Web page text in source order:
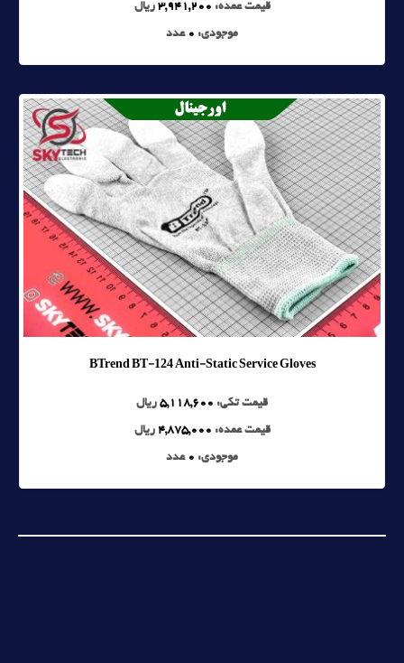
قیمت عمده: 3,941,200 ریال
موجودی: 0 عدد
BTrend BT-124 Anti-Static Service Gloves
قیمت تکی: 5,118,600 ریال
قیمت عمده: 4,875,000 ریال
موجودی: 0 عدد